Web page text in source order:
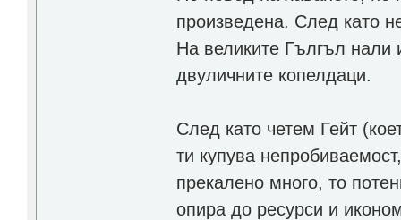
произведена. След като
На великите Гългъл нали
двуличните копелдаци.
След като четем Гейт
ти купува
прекалено много, то
опира до ресурси и